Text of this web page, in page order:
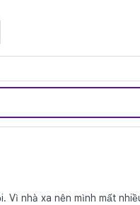
Vì nhà xa nên mình mất